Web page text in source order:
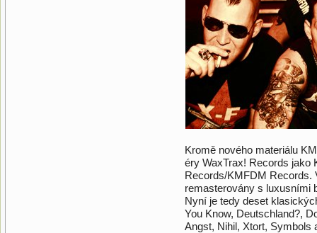
Kromě nového materiálu
éry WaxTrax! Records jako
Records/KMFDM
remasterovány s luxusními
Nyní je tedy deset
You Know, Deutschland?,
Angst, Nihil, Xtort, Symbols